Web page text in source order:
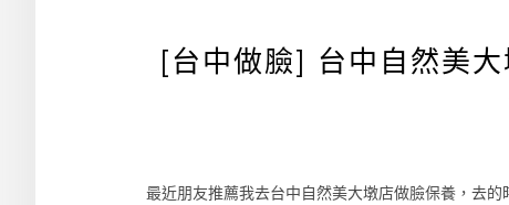
[台中做臉] 台中自然美
最近朋友推薦我去台中自然美大墩店做臉保養，去